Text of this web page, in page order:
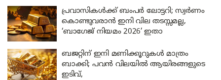
പ്രവാസികൾക്ക് ബംപർ ലോട്ടറി; സ്വർണം
കൊണ്ടുവരാൻ ഇനി വില തടസ്സമല്ല,
‘ബാഗേജ് നിയമം 2026’ ഇതാ
ബജറ്റിന് ഇനി മണിക്കൂറുകൾ മാത്രം
ബാക്കി; പവൻ വിലയിൽ ആയിരങ്ങളുടെ
ഇടിവ്,